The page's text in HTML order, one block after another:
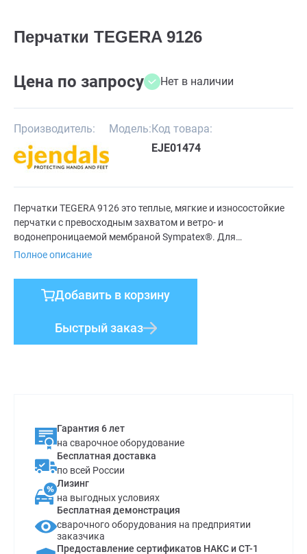
Перчатки TEGERA 9126
Цена по запросу Нет в наличии
Производитель: Модель:Код товара:
EJE01474
Перчатки TEGERA 9126 это теплые, мягкие и износостойкие
перчатки с превосходным захватом и ветро- и
водонепроницаемой мембраной Sympatex®. Для
строительных и плотничных работ при холодной
Полное описание
Добавить в корзину
Быстрый заказ
Гарантия 6 лет
на сварочное оборудование
Бесплатная доставка
по всей России
Лизинг
на выгодных условиях
Бесплатная демонстрация
сварочного оборудования на предприятии
заказчика
Предоставление сертификатов НАКС и СТ-1